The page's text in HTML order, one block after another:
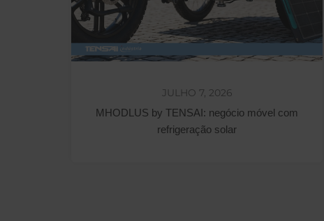
JULHO 7, 2026
MHODLUS by TENSAI: negócio móvel com
refrigeração solar